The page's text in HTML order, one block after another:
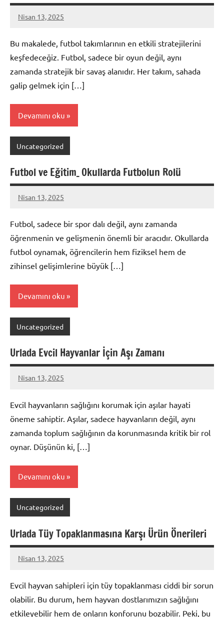
Nisan 13, 2025
admin
Bu makalede, futbol takımlarının en etkili stratejilerini
keşfedeceğiz. Futbol, sadece bir oyun değil, aynı
zamanda stratejik bir savaş alanıdır. Her takım, sahada
galip gelmek için […]
Devamını oku
Uncategorized
Futbol ve Eğitim_ Okullarda Futbolun Rolü
Nisan 13, 2025
admin
Futbol, sadece bir spor dalı değil, aynı zamanda
öğrenmenin ve gelişmenin önemli bir aracıdır. Okullarda
futbol oynamak, öğrencilerin hem fiziksel hem de
zihinsel gelişimlerine büyük […]
Devamını oku
Uncategorized
Urlada Evcil Hayvanlar İçin Aşı Zamanı
Nisan 13, 2025
admin
Evcil hayvanların sağlığını korumak için aşılar hayati
öneme sahiptir. Aşılar, sadece hayvanların değil, aynı
zamanda toplum sağlığının da korunmasında kritik bir rol
oynar. Düşünün ki, […]
Devamını oku
Uncategorized
Urlada Tüy Topaklanmasına Karşı Ürün Önerileri
Nisan 13, 2025
admin
Evcil hayvan sahipleri için tüy topaklanması ciddi bir sorun
olabilir. Bu durum, hem hayvan dostlarımızın sağlığını
etkileyebilir hem de onların konforunu bozabilir. Peki, bu